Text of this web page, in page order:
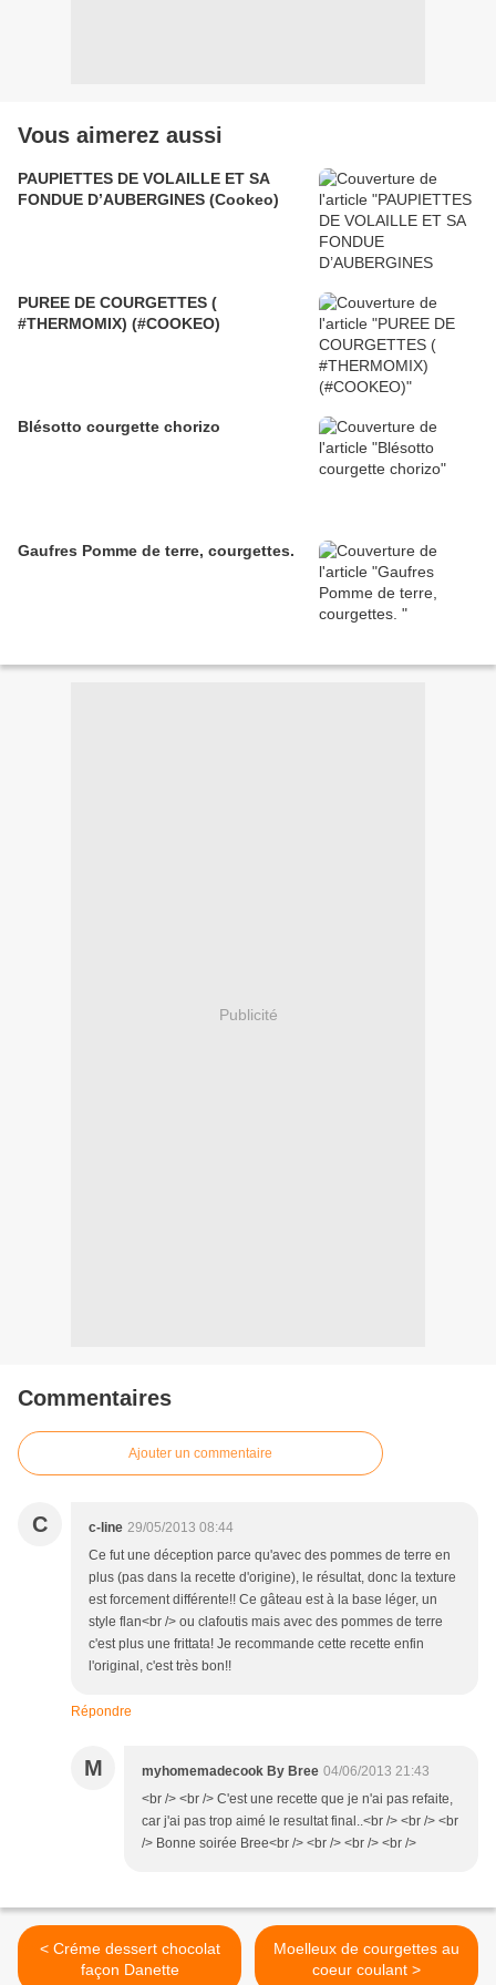
Vous aimerez aussi
PAUPIETTES DE VOLAILLE ET SA
FONDUE D’AUBERGINES (Cookeo)
PUREE DE COURGETTES (
#THERMOMIX) (#COOKEO)
Blésotto courgette chorizo
Gaufres Pomme de terre, courgettes.
Publicité
Commentaires
Ajouter un commentaire
C c-line 29/05/2013 08:44
Ce fut une déception parce qu'avec des pommes de terre en
plus (pas dans la recette d'origine), le résultat, donc la texture
est forcement différente!! Ce gâteau est à la base léger, un
style flan<br /> ou clafoutis mais avec des pommes de terre
c'est plus une frittata! Je recommande cette recette enfin
l'original, c'est très bon!!
Répondre
M myhomemadecook By Bree 04/06/2013 21:43
<br /> <br /> C'est une recette que je n'ai pas refaite,
car j'ai pas trop aimé le resultat final..<br /> <br /> <br
/> Bonne soirée Bree<br /> <br /> <br /> <br />
< Créme dessert chocolat
façon Danette
Moelleux de courgettes au
coeur coulant >